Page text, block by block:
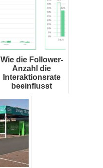
Wie die Follower-
Anzahl die
Interaktionsrate
beeinflusst